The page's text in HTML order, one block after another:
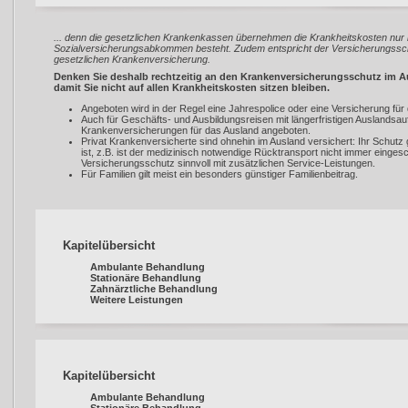
... denn die gesetzlichen Krankenkassen übernehmen die Krankheitskosten nur
Sozialversicherungsabkommen besteht. Zudem entspricht der
gesetzlichen Krankenversicherung.
Denken Sie deshalb rechtzeitig an den Krankenversicherungsschutz im
damit Sie nicht auf allen Krankheitskosten sitzen bleiben.
Angeboten wird in der Regel eine Jahrespolice oder eine Versicherung für
Auch für Geschäfts- und Ausbildungsreisen mit längerfristigen
Krankenversicherungen für das Ausland angeboten.
Privat Krankenversicherte sind ohnehin im Ausland versichert: Ihr
ist, z.B. ist der medizinisch notwendige Rücktransport nicht immer
Versicherungsschutz sinnvoll mit zusätzlichen Service-Leistungen.
Für Familien gilt meist ein besonders günstiger Familienbeitrag.
Kapitelübersicht
Ambulante Behandlung
Stationäre Behandlung
Zahnärztliche Behandlung
Weitere Leistungen
Kapitelübersicht
Ambulante Behandlung